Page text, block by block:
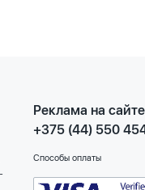
Реклама на
+375 (44) 550
Способы оплаты